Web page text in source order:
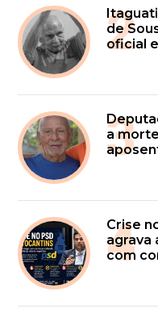
2
de
oficial
3
a
4
Crise
agrava
com